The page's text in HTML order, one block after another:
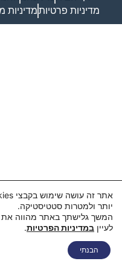
מדיניות פרטיותמדיניות
יותר ולמטרות סטטיסטיקה.
המשך גלישתך באתר מהווה
לעיין במדיניות הפרטיות.
הבנתי